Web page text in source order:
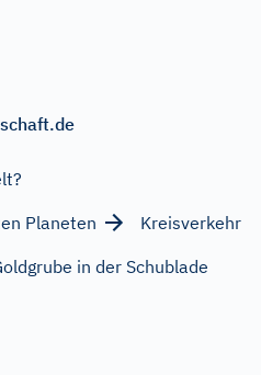
Planeten
Kreisverkehr
in der Schublade